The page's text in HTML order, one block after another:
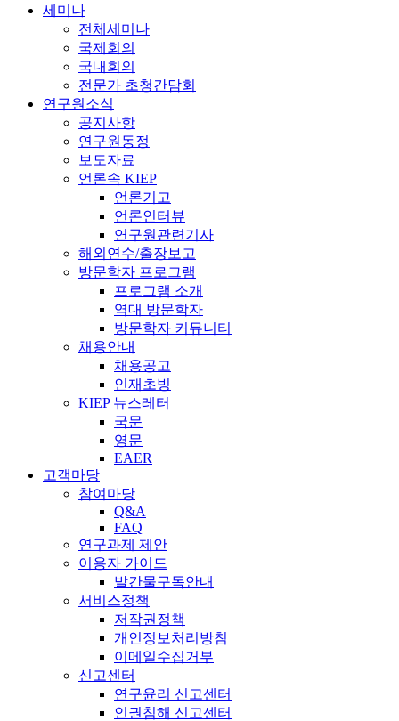
세미나
전체세미나
국제회의
국내회의
전문가 초청간담회
연구원소식
공지사항
연구원동정
보도자료
언론속 KIEP
언론기고
언론인터뷰
연구원관련기사
해외연수/출장보고
방문학자 프로그램
프로그램 소개
역대 방문학자
방문학자 커뮤니티
채용안내
채용공고
인재초빙
KIEP 뉴스레터
국문
영문
EAER
고객마당
참여마당
Q&A
FAQ
연구과제 제안
이용자 가이드
발간물구독안내
서비스정책
저작권정책
개인정보처리방침
이메일수집거부
신고센터
연구윤리 신고센터
인권침해 신고센터